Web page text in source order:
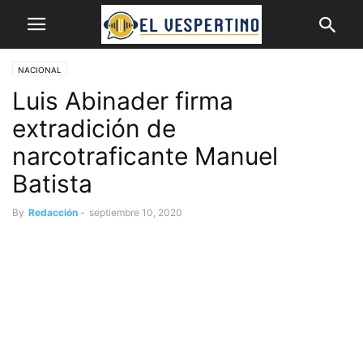
NACIONAL
Luis Abinader firma
extradición de
narcotraficante Manuel
Batista
By Redacción - septiembre 10, 2020